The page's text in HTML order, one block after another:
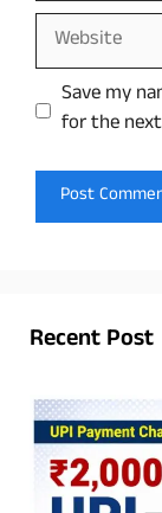
Website
Save my
for the
Recent Post